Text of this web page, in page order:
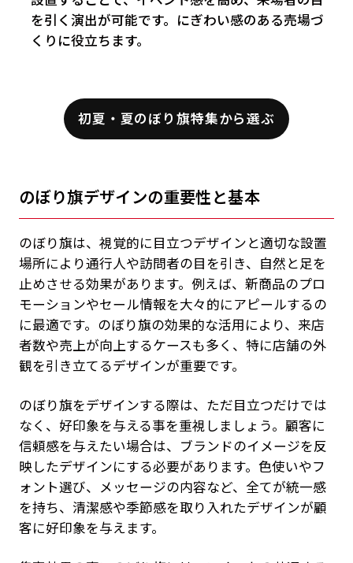
を引く演出が可能です。にぎわい感のある売場づ
くりに役立ちます。
初夏・夏のぼり旗特集から選ぶ
のぼり旗デザインの重要性と基本
のぼり旗は、視覚的に目立つデザインと適切な設置
場所により通行人や訪問者の目を引き、自然と足を
止めさせる効果があります。例えば、新商品のプロ
モーションやセール情報を大々的にアピールするの
に最適です。のぼり旗の効果的な活用により、来店
者数や売上が向上するケースも多く、特に店舗の外
観を引き立てるデザインが重要です。
のぼり旗をデザインする際は、ただ目立つだけでは
なく、好印象を与える事を重視しましょう。顧客に
信頼感を与えたい場合は、ブランドのイメージを反
映したデザインにする必要があります。色使いやフ
ォント選び、メッセージの内容など、全てが統一感
を持ち、清潔感や季節感を取り入れたデザインが顧
客に好印象を与えます。